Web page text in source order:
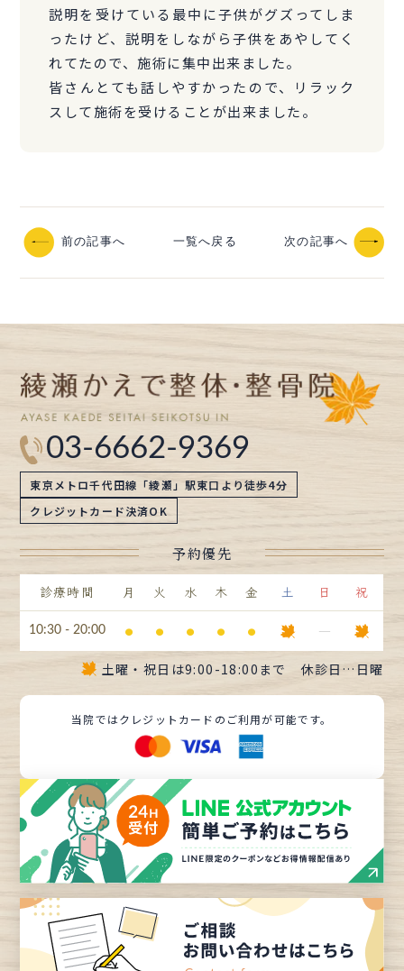
説明を受けている最中に子供がグズってしま
ったけど、説明をしながら子供をあやしてく
れてたので、施術に集中出来ました。
皆さんとても話しやすかったので、リラック
スして施術を受けることが出来ました。
前の記事へ 一覧へ戻る 次の記事へ
03-6662-9369
東京メトロ千代田線「綾瀬」駅東口より徒歩4分
クレジットカード決済OK
予約優先
診療時間 月 火 水 木 金 土 日 祝
10:30 - 20:00 ⚫︎ ⚫︎ ⚫︎ ⚫︎ ⚫︎ ー
土曜・祝日は9:00-18:00まで 休診日…日曜
当院ではクレジットカードのご利用が可能です。